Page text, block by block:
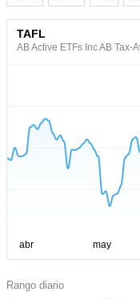
TAFL
AB Active ETFs Inc AB
Rango diario